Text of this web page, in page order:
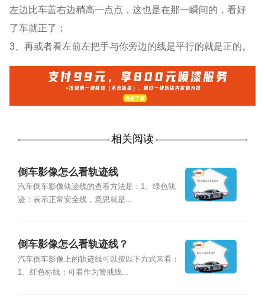
左边比车盖右边稍高一点点，这也是在那一瞬间的，看好
了车就正了；
3、再或者看左前左把手与你旁边的线是平行的就是正的。
相关阅读
倒车影像怎么看轨迹线
汽车倒车影像轨迹线的查看方法是：1、绿色轨
迹：表示正常安全线，意思就是...
倒车影像怎么看轨迹线？
汽车倒车影像上的轨迹线可以按以下方式来看：
1、红色标线：可看作为警戒线...